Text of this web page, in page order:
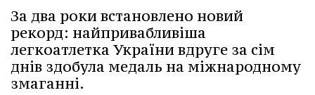
За два роки встановлено новий
рекорд: найпривабливіша
легкоатлетка України вдруге за сім
днів здобула медаль на міжнародному
змаганні.